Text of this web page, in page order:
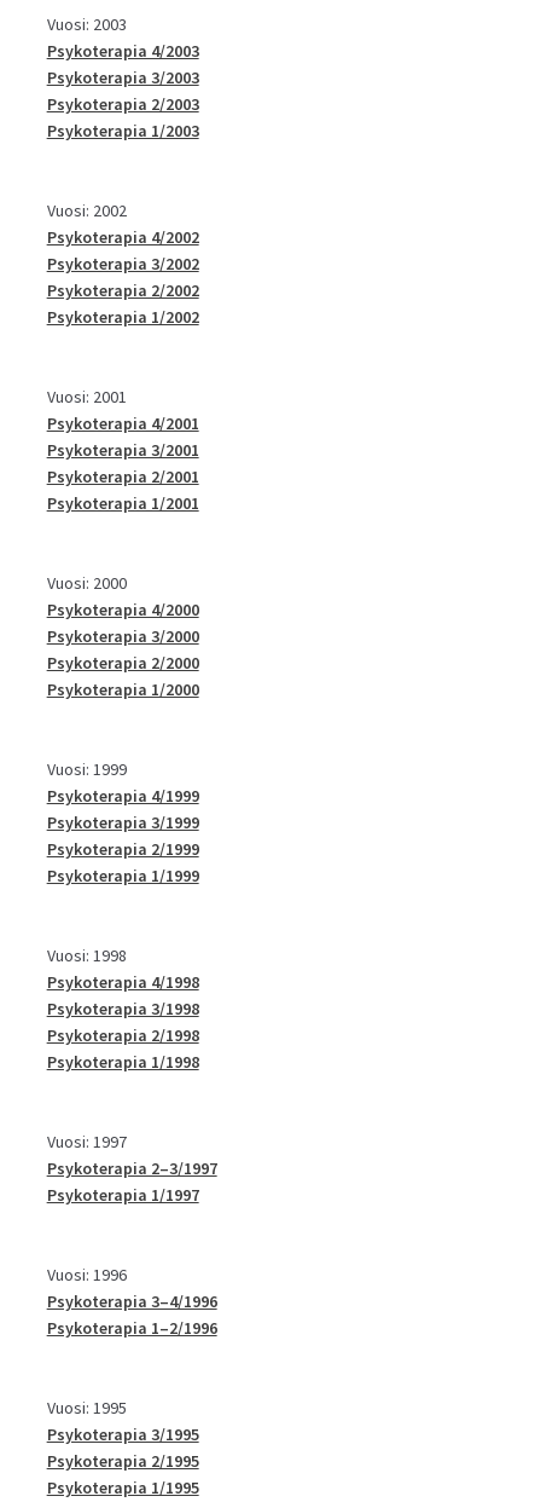
Vuosi: 2003
Psykoterapia 4/2003
Psykoterapia 3/2003
Psykoterapia 2/2003
Psykoterapia 1/2003
Vuosi: 2002
Psykoterapia 4/2002
Psykoterapia 3/2002
Psykoterapia 2/2002
Psykoterapia 1/2002
Vuosi: 2001
Psykoterapia 4/2001
Psykoterapia 3/2001
Psykoterapia 2/2001
Psykoterapia 1/2001
Vuosi: 2000
Psykoterapia 4/2000
Psykoterapia 3/2000
Psykoterapia 2/2000
Psykoterapia 1/2000
Vuosi: 1999
Psykoterapia 4/1999
Psykoterapia 3/1999
Psykoterapia 2/1999
Psykoterapia 1/1999
Vuosi: 1998
Psykoterapia 4/1998
Psykoterapia 3/1998
Psykoterapia 2/1998
Psykoterapia 1/1998
Vuosi: 1997
Psykoterapia 2–3/1997
Psykoterapia 1/1997
Vuosi: 1996
Psykoterapia 3–4/1996
Psykoterapia 1–2/1996
Vuosi: 1995
Psykoterapia 3/1995
Psykoterapia 2/1995
Psykoterapia 1/1995